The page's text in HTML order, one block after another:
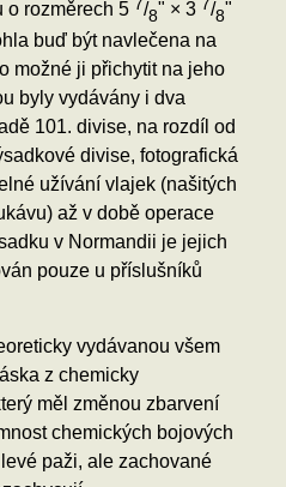
o rozměrech 5 7/8" × 3 7/8"
buď být navlečena na
možné ji přichytit na jeho
byly vydávány i dva
101. divise, na rozdíl od
divise, fotografická
užívání vlajek (našitých
až v době operace
v Normandii je jejich
pouze u příslušníků
vydávanou všem
z chemicky
měl změnou zbarvení
chemických bojových
paži, ale zachované